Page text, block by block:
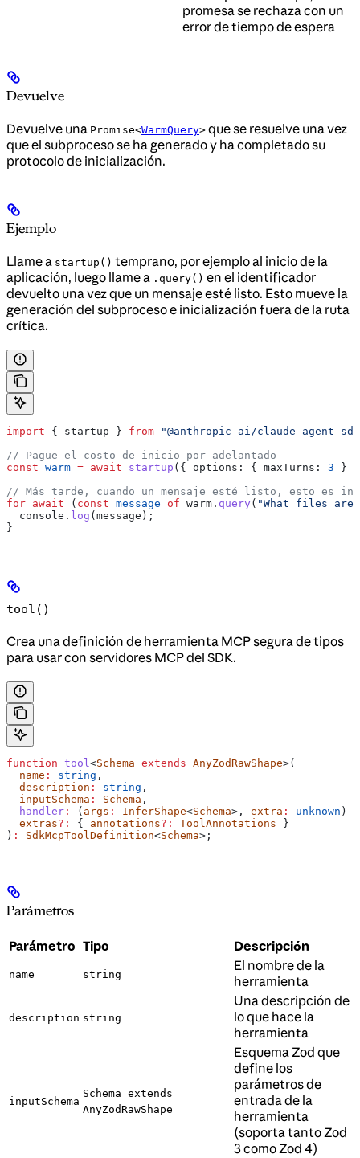
promesa se rechaza con un
error de tiempo de espera
Devuelve
Devuelve una Promise<WarmQuery> que se resuelve una vez
que el subproceso se ha generado y ha completado su
protocolo de inicialización.
Ejemplo
Llame a startup() temprano, por ejemplo al inicio de la
aplicación, luego llame a .query() en el identificador
devuelto una vez que un mensaje esté listo. Esto mueve la
generación del subproceso e inicialización fuera de la ruta
crítica.
import { startup } from "@anthropic-ai/claude-agent-
// Pague el costo de inicio por adelantado
const warm = await startup ({ options: { maxTurns: 3 }
// Más tarde, cuando un mensaje esté listo, esto es
for await ( const message of warm . query ( "What files are
  console
. log ( message );
}
tool()
Crea una definición de herramienta MCP segura de tipos
para usar con servidores MCP del SDK.
function tool <Schema extends AnyZodRawShape>(
  name
: string ,
  description
: string ,
  inputSchema
: Schema ,
  handler
: ( args : InferShape<Schema>, extra : unknown )
  extras
?: { annotations?: ToolAnnotations }
) : SdkMcpToolDefinition<Schema>;
Parámetros
Parámetro Tipo Descripción
name string
El nombre de la
herramienta
description string
Una descripción de
lo que hace la
herramienta
inputSchema
Schema extends
AnyZodRawShape
Esquema Zod que
define los
parámetros de
entrada de la
herramienta
(soporta tanto Zod
3 como Zod 4)